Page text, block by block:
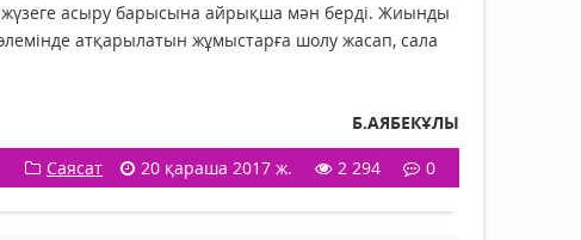
асыру барысына айрықша мән берді. Жиынды
атқарылатын жұмыстарға шолу жасап, сала
Б.АЯБЕКҰЛЫ
Саясат
20 қараша 2017 ж. 2 294 0